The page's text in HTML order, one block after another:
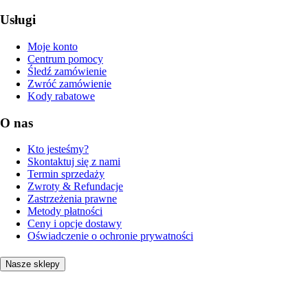
Usługi
Moje konto
Centrum pomocy
Śledź zamówienie
Zwróć zamówienie
Kody rabatowe
O nas
Kto jesteśmy?
Skontaktuj się z nami
Termin sprzedaży
Zwroty & Refundacje
Zastrzeżenia prawne
Metody płatności
Ceny i opcje dostawy
Oświadczenie o ochronie prywatności
Nasze sklepy